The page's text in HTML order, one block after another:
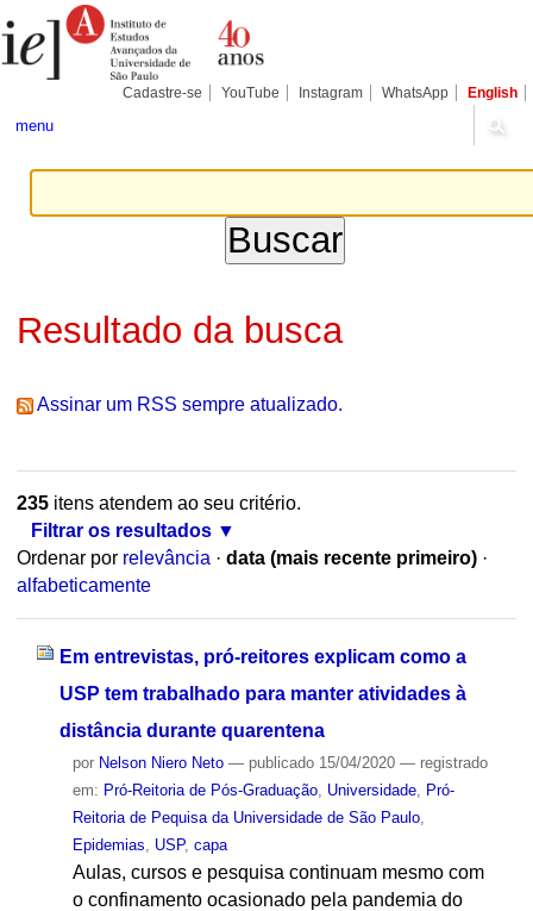
para
conteúdo.
Pessoais
Cadastre-se YouTube Instagram WhatsApp English
menu
Resultado da busca
Assinar um RSS sempre atualizado.
235itens atendem ao seu critério.
Filtrar os resultados
Ordenar por relevância · data (mais recente primeiro) ·
alfabeticamente
Em entrevistas, pró-reitores explicam como a
USP tem trabalhado para manter atividades à
distância durante quarentena
por Nelson Niero Neto — publicado15/04/2020 — registrado
em: Pró-Reitoria de Pós-Graduação, Universidade,
Pró-
Reitoria de Pequisa da Universidade de São Paulo,
Epidemias
USP, capa
Aulas, cursos e pesquisa continuam mesmo com
o confinamento ocasionado pela pandemia do